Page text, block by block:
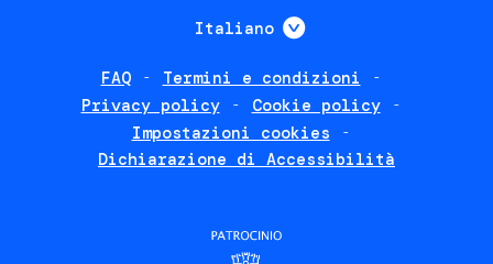
Italiano Mostra ulteriori
FAQ
Termini e condizioni
Privacy policy
Cookie policy
Impostazioni cookies
Dichiarazione di Accessibilità